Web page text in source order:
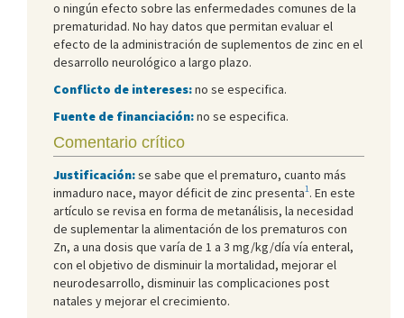
o ningún efecto sobre las enfermedades comunes de la
prematuridad. No hay datos que permitan evaluar el
efecto de la administración de suplementos de zinc en el
desarrollo neurológico a largo plazo.
Conflicto de intereses:no se especifica.
Fuente de financiación:no se especifica.
Comentario crítico
Justificación:se sabe que el prematuro, cuanto más
inmaduro nace, mayor déficit de zinc presenta1. En este
artículo se revisa en forma de metanálisis, la necesidad
de suplementar la alimentación de los prematuros con
Zn, a una dosis que varía de 1 a 3 mg/kg/día vía enteral,
con el objetivo de disminuir la mortalidad, mejorar el
neurodesarrollo, disminuir las complicaciones post
natales y mejorar el crecimiento.